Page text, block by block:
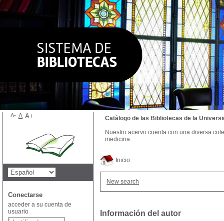
Inicio
New search
Información del autor
Catálogo de las Bibliotecas de la
Nuestro acervo cuenta con una diversa
medicina.
A- A A+
Conectarse
acceder a su cuenta de
usuario